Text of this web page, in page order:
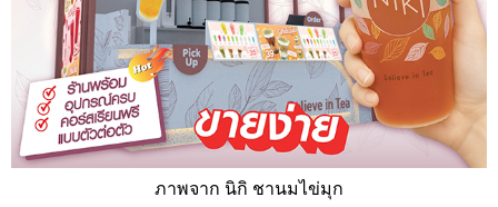
ภาพจาก นิกิ ชานมไข่มุก